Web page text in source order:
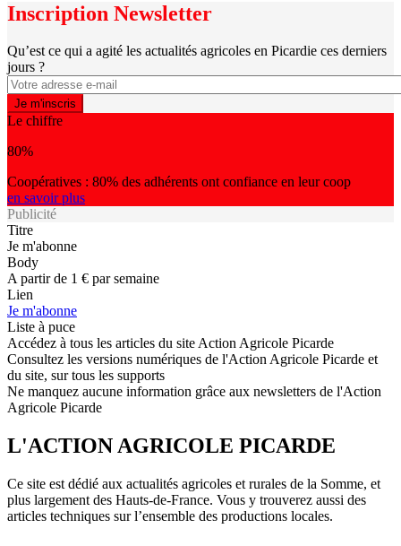
Inscription Newsletter
Qu’est ce qui a agité les actualités agricoles en Picardie ces derniers
jours ?
Le chiffre
80%
Coopératives : 80% des adhérents ont confiance en leur coop
en savoir plus
Publicité
Titre
Je m'abonne
Body
A partir de 1 € par semaine
Lien
Je m'abonne
Liste à puce
Accédez à tous les articles du site Action Agricole Picarde
Consultez les versions numériques de l'Action Agricole Picarde et
du site, sur tous les supports
Ne manquez aucune information grâce aux newsletters de l'Action
Agricole Picarde
L'ACTION AGRICOLE PICARDE
Ce site est dédié aux actualités agricoles et rurales de la Somme, et
plus largement des Hauts-de-France. Vous y trouverez aussi des
articles techniques sur l’ensemble des productions locales.